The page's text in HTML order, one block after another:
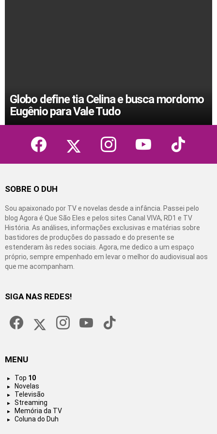
Globo define tia Celina e busca mordomo
Eugênio para Vale Tudo
facebook instagram youtube tiktok
SOBRE O DUH
Sou apaixonado por TV e novelas desde a infância. Passei pelo
blog Agora é Que São Eles e pelos sites Canal VIVA, RD1 e TV
História. As análises, informações exclusivas e matérias sobre
bastidores de produções do passado e do presente se
estenderam às redes sociais. Agora, me dedico a um espaço
próprio, sempre empenhado em levar o melhor do audiovisual aos
que me acompanham.
SIGA NAS REDES!
MENU
Top 10
Novelas
Televisão
Streaming
Memória da TV
Coluna do Duh